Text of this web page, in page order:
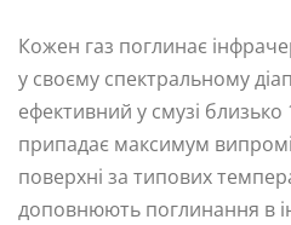
Кожен газ поглинає
у своєму спектральному
ефективний у смузі
припадає максимум
поверхні за типових
доповнюють поглинання в